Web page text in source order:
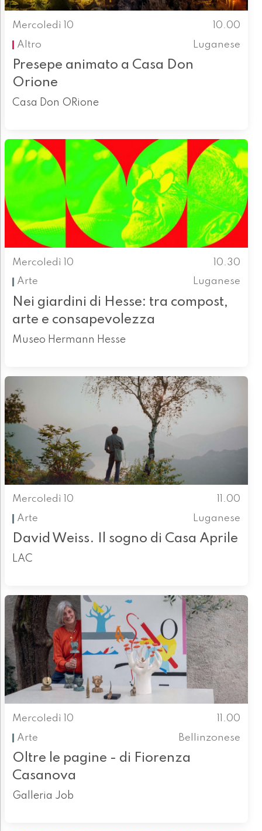
Mercoledì 10
10.00
Altro
Luganese
Presepe animato a Casa Don
Orione
Casa Don ORione
Mercoledì 10
10.30
Arte
Luganese
Nei giardini di Hesse: tra compost,
arte e consapevolezza
Museo Hermann Hesse
Mercoledì 10
11.00
Arte
Luganese
David Weiss. Il sogno di Casa Aprile
LAC
Mercoledì 10
11.00
Arte
Bellinzonese
Oltre le pagine - di Fiorenza
Casanova
Galleria Job